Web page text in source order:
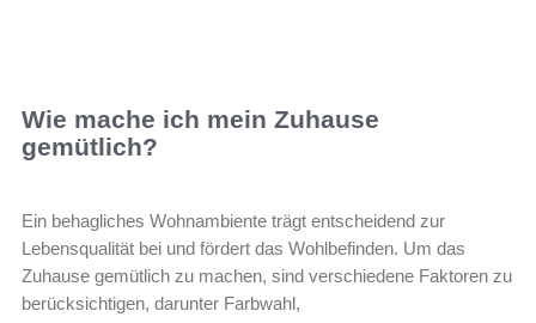
Wie mache ich mein Zuhause
gemütlich?
Ein behagliches Wohnambiente trägt entscheidend zur
Lebensqualität bei und fördert das Wohlbefinden. Um das
Zuhause gemütlich zu machen, sind verschiedene Faktoren zu
berücksichtigen, darunter Farbwahl,